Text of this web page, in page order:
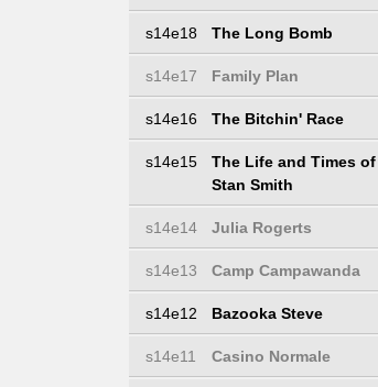
s14e18 The Long Bomb
s14e17 Family Plan
s14e16 The Bitchin' Race
s14e15
The Life and Times of
Stan Smith
s14e14 Julia Rogerts
s14e13 Camp Campawanda
s14e12 Bazooka Steve
s14e11 Casino Normale